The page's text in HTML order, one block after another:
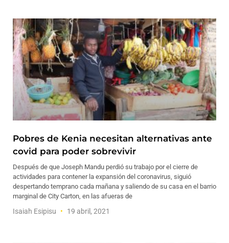
Pobres de Kenia necesitan alternativas ante
covid para poder sobrevivir
Después de que Joseph Mandu perdió su trabajo por el cierre de
actividades para contener la expansión del coronavirus, siguió
despertando temprano cada mañana y saliendo de su casa en el barrio
marginal de City Carton, en las afueras de
Isaiah Esipisu 19 abril, 2021